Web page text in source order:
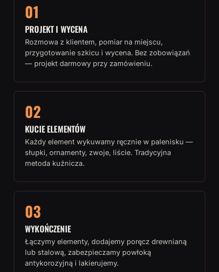
01
PROJEKT I WYCENA
Rozmowa z klientem, pomiar na miejscu,
przygotowanie szkicu i wycena. Bez zobowiązań
— projekt darmowy przy zamówieniu.
02
KUCIE ELEMENTÓW
Każdy element wykuwamy ręcznie w palenisku —
słupki, ornamenty, zwoje, liście. Tradycyjna
metoda kuźnicza.
03
WYKOŃCZENIE
Łączymy elementy, dodajemy poręcz drewnianą
lub stalową, zabezpieczamy powłoką
antykorozyjną i lakierujemy.